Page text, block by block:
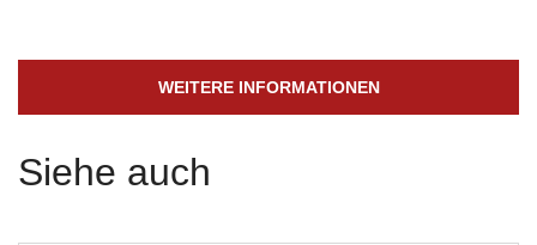
WEITERE INFORMATIONEN
Siehe auch